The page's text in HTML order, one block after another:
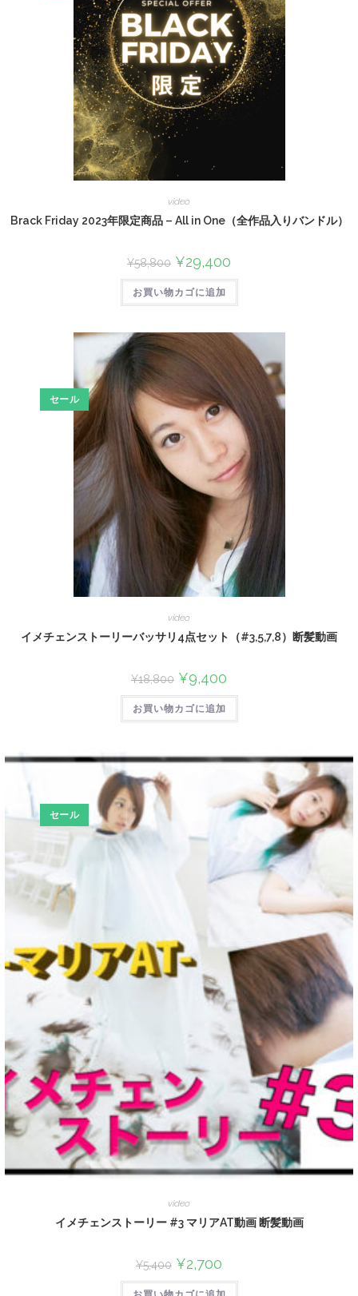
video
Brack Friday 2023年限定商品 – All in One（全作品入りバンドル）
¥58,800 ¥29,400
お買い物カゴに追加
セール
video
イメチェンストーリーバッサリ4点セット（#3,5,7,8）断髪動画
¥18,800 ¥9,400
お買い物カゴに追加
セール
video
イメチェンストーリー #3 マリアAT動画 断髪動画
¥5,400 ¥2,700